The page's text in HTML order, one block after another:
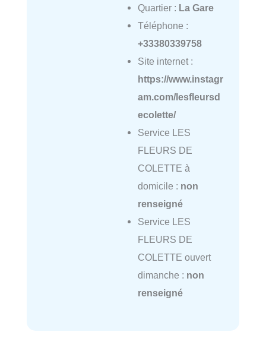
Quartier : La Gare
Téléphone :
+33380339758
Site internet :
https://www.instagr
am.com/lesfleursd
ecolette/
Service LES
FLEURS DE
COLETTE à
domicile : non
renseigné
Service LES
FLEURS DE
COLETTE ouvert
dimanche : non
renseigné